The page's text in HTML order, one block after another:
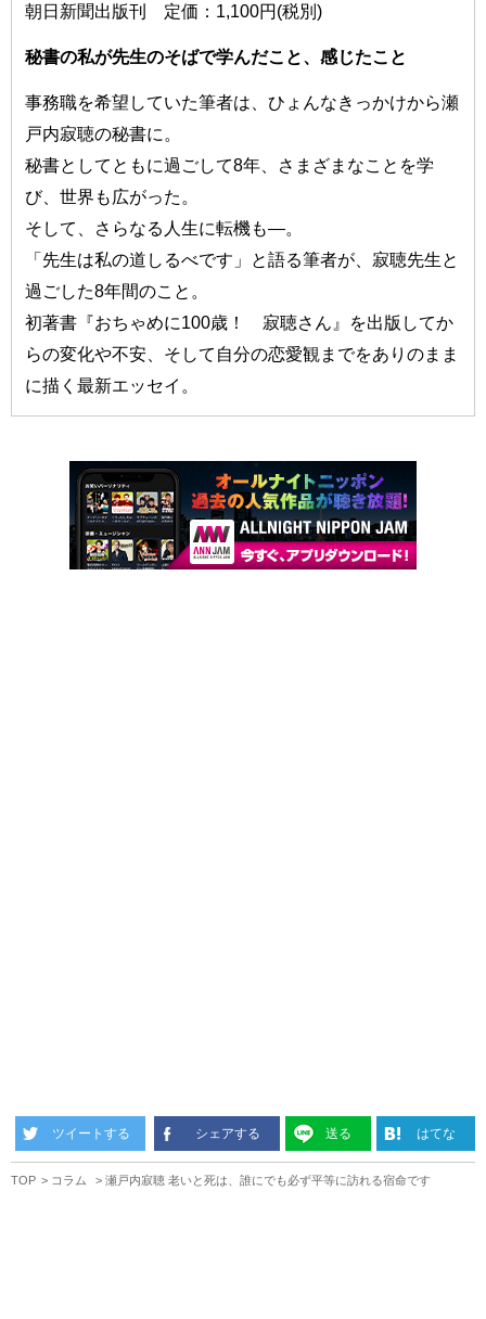
朝日新聞出版刊 定価：1,100円(税別)
秘書の私が先生のそばで学んだこと、感じたこと
事務職を希望していた筆者は、ひょんなきっかけから瀬
戸内寂聴の秘書に。
秘書としてともに過ごして8年、さまざまなことを学
び、世界も広がった。
そして、さらなる人生に転機も—。
「先生は私の道しるべです」と語る筆者が、寂聴先生と
過ごした8年間のこと。
初著書『おちゃめに100歳！ 寂聴さん』を出版してか
らの変化や不安、そして自分の恋愛観までをありのまま
に描く最新エッセイ。
ツイートする シェアする 送る はてな
TOP コラム 瀬戸内寂聴 老いと死は、誰にでも必ず平等に訪れる宿命です